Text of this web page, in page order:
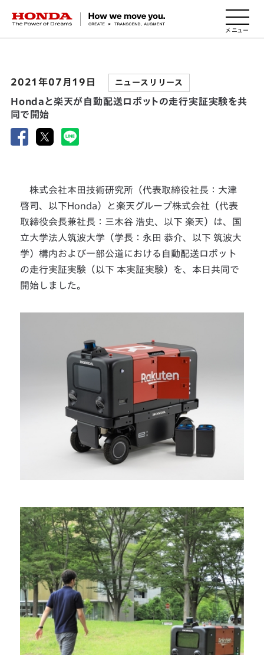
HONDA The Power of Dreams
2021年07月19日 ニュースリリース
Hondaと楽天が自動配送ロボットの走行実証実験を共
同で開始
株式会社本田技術研究所（代表取締役社長：大津
啓司、以下Honda）と楽天グループ株式会社（代表
取締役会長兼社長：三木谷 浩史、以下 楽天）は、国
立大学法人筑波大学（学長：永田 恭介、以下 筑波大
学）構内および一部公道における自動配送ロボット
の走行実証実験（以下 本実証実験）を、本日共同で
開始しました。